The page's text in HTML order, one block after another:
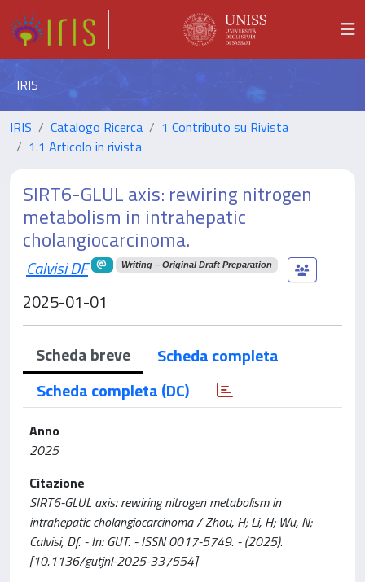
IRIS
IRIS Catalogo Ricerca
1 Contributo su Rivista
1.1 Articolo in rivista
SIRT6-GLUL axis: rewiring nitrogen
metabolism in intrahepatic
cholangiocarcinoma.
Calvisi DF Writing – Original Draft Preparation
2025-01-01
Scheda breve
Scheda completa
Scheda completa (DC)
Anno
2025
Citazione
SIRT6-GLUL axis: rewiring nitrogen metabolism in
intrahepatic cholangiocarcinoma / Zhou, H; Li, H; Wu, N;
Calvisi, Df. - In: GUT. - ISSN 0017-5749. - (2025).
[10.1136/gutjnl-2025-337554]